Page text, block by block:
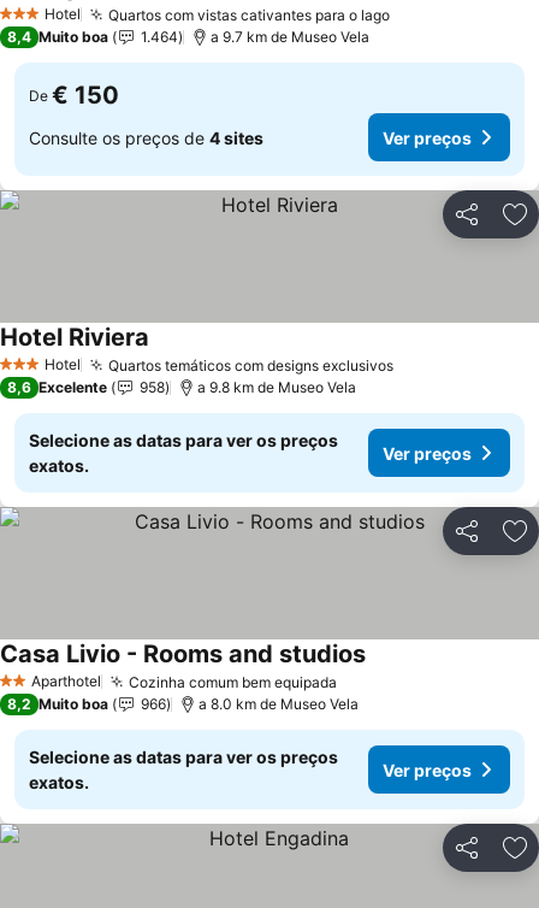
3 EstrelasHotel Quartos com vistas cativantes para o lagoVer preços
8,4 Muito boa 1.464 a 9.7 km de Museo Vela
De € 150
Consulte os preços de 4 sites Ver preços
Partilhar
3 EstrelasHotel Quartos temáticos com designs exclusivosVer preços
Hotel Riviera
8,6 Excelente 958 a 9.8 km de Museo Vela
Selecione as datas para ver os preços
exatos.
Ver preços
Partilhar
2 EstrelasAparthotel Cozinha comum bem equipada
Casa Livio - Rooms and studiosVer preços
8,2 Muito boa 966 a 8.0 km de Museo Vela
Selecione as datas para ver os preços
exatos.
Ver preços
Partilhar